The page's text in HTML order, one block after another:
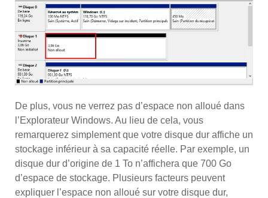
De plus, vous ne verrez pas d’espace non alloué dans
l’Explorateur Windows. Au lieu de cela, vous
remarquerez simplement que votre disque dur affiche un
stockage inférieur à sa capacité réelle. Par exemple, un
disque dur d’origine de 1 To n’affichera que 700 Go
d’espace de stockage. Plusieurs facteurs peuvent
expliquer l’espace non alloué sur votre disque dur,